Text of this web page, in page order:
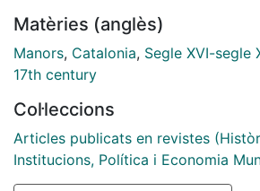
Terra, treball i propietat.
Matèries (anglès)
Manors, Catalonia, Segle XVI-segle
17th century
Col·leccions
Articles publicats en revistes
Institucions, Política i Economia